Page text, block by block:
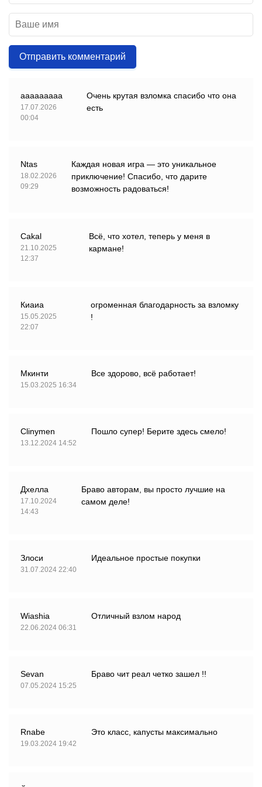
Отправить комментарий
ааааааааа
17.07.2026
00:04
Очень крутая взломка спасибо что она
есть
Ntas
18.02.2026
09:29
Каждая новая игра — это уникальное
приключение! Спасибо, что дарите
возможность радоваться!
Cakal
21.10.2025
12:37
Всё, что хотел, теперь у меня в
кармане!
Киаиа
15.05.2025
22:07
огроменная благодарность за взломку
!
Мкинти
15.03.2025 16:34
Все здорово, всё работает!
Clinymen
13.12.2024 14:52
Пошло супер! Берите здесь смело!
Дхелла
17.10.2024
14:43
Браво авторам, вы просто лучшие на
самом деле!
Злоси
31.07.2024 22:40
Идеальное простые покупки
Wiashia
22.06.2024 06:31
Отличный взлом народ
Sevan
07.05.2024 15:25
Браво чит реал четко зашел !!
Rnabe
19.03.2024 19:42
Это класс, капусты максимально